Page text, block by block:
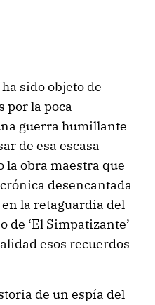
sido objeto de
por la poca
guerra humillante
de esa escasa
obra maestra que
desencantada
la retaguardia del
‘El Simpatizante’
esos recuerdos
de un espía del